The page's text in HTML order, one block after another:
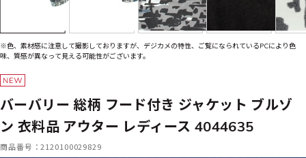
※色、素材感に注意して撮影しておりますが、デジカメの特性、ご覧になられているPCにより色
味、質感が異なって見える可能性がございます。
バーバリー 総柄 フード付き ジャケット ブルゾ
ン 衣料品 アウター レディース 4044635
商品番号：2120100029829